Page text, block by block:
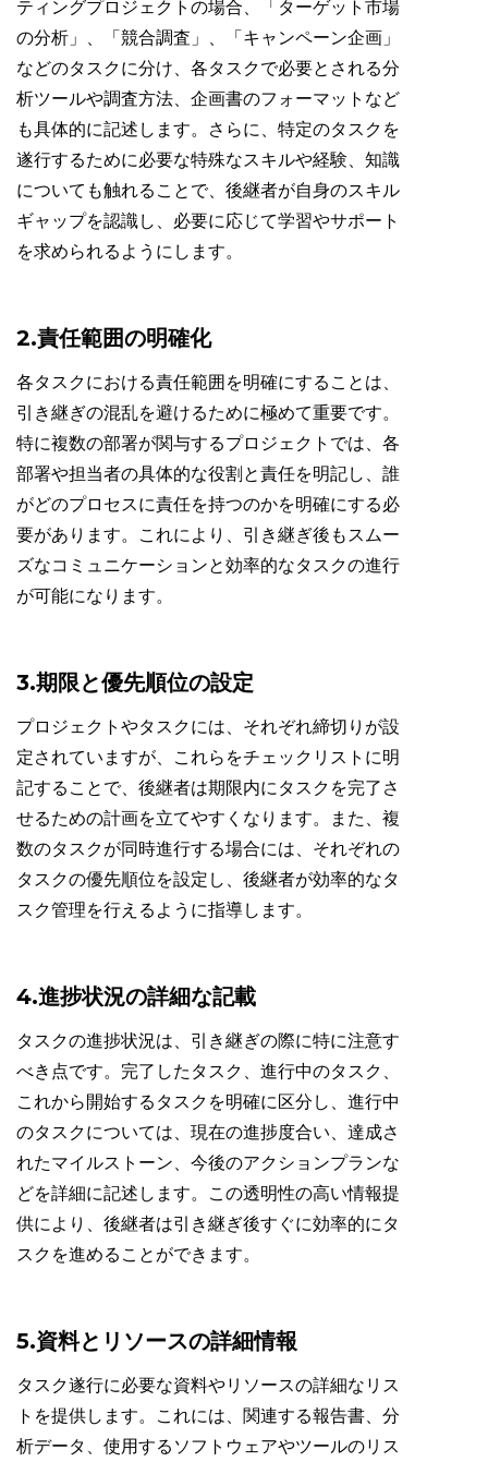
ティングプロジェクトの場合、「ターゲット市場
の分析」、「競合調査」、「キャンペーン企画」
などのタスクに分け、各タスクで必要とされる分
析ツールや調査方法、企画書のフォーマットなど
も具体的に記述します。さらに、特定のタスクを
遂行するために必要な特殊なスキルや経験、知識
についても触れることで、後継者が自身のスキル
ギャップを認識し、必要に応じて学習やサポート
を求められるようにします。
2.責任範囲の明確化
各タスクにおける責任範囲を明確にすることは、
引き継ぎの混乱を避けるために極めて重要です。
特に複数の部署が関与するプロジェクトでは、各
部署や担当者の具体的な役割と責任を明記し、誰
がどのプロセスに責任を持つのかを明確にする必
要があります。これにより、引き継ぎ後もスムー
ズなコミュニケーションと効率的なタスクの進行
が可能になります。
3.期限と優先順位の設定
プロジェクトやタスクには、それぞれ締切りが設
定されていますが、これらをチェックリストに明
記することで、後継者は期限内にタスクを完了さ
せるための計画を立てやすくなります。また、複
数のタスクが同時進行する場合には、それぞれの
タスクの優先順位を設定し、後継者が効率的なタ
スク管理を行えるように指導します。
4.進捗状況の詳細な記載
タスクの進捗状況は、引き継ぎの際に特に注意す
べき点です。完了したタスク、進行中のタスク、
これから開始するタスクを明確に区分し、進行中
のタスクについては、現在の進捗度合い、達成さ
れたマイルストーン、今後のアクションプランな
どを詳細に記述します。この透明性の高い情報提
供により、後継者は引き継ぎ後すぐに効率的にタ
スクを進めることができます。
5.資料とリソースの詳細情報
タスク遂行に必要な資料やリソースの詳細なリス
トを提供します。これには、関連する報告書、分
析データ、使用するソフトウェアやツールのリス